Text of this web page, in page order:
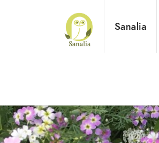
Sanalia